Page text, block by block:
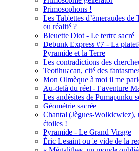
Primosophons !
Les Tablettes d’émeraudes
ou réalité ?
Bleuette Diot - Le tertre sacré
Debunk Express #7 - La
Pyramide et la Terre
Les contradictions des
Teotihuacan, cité des
Mon Olmèque à moi il me
Au-delà du réel - l’aventure
Les andésites de Pumapunku
Géométrie sacrée
Chantal (Jègues-Wolkiewiez),
étoiles !
Pyramide - Le Grand Virage
Éric Lesaint ou le vide de la